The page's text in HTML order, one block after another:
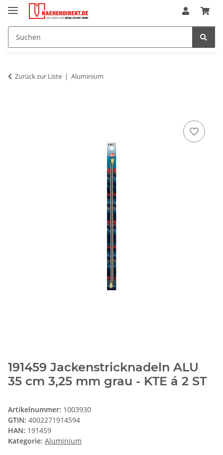
Zurück zur Liste Aluminium
191459 Jackenstricknadeln ALU
35 cm 3,25 mm grau - KTE á 2 ST
Artikelnummer: 1003930
GTIN: 4002271914594
HAN: 191459
Kategorie: Aluminium